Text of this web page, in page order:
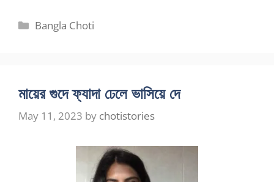
Categories
Bangla Choti
মায়ের গুদে ফ্যাদা ঢেলে ভাসিয়ে দে
May 11, 2023 by chotistories